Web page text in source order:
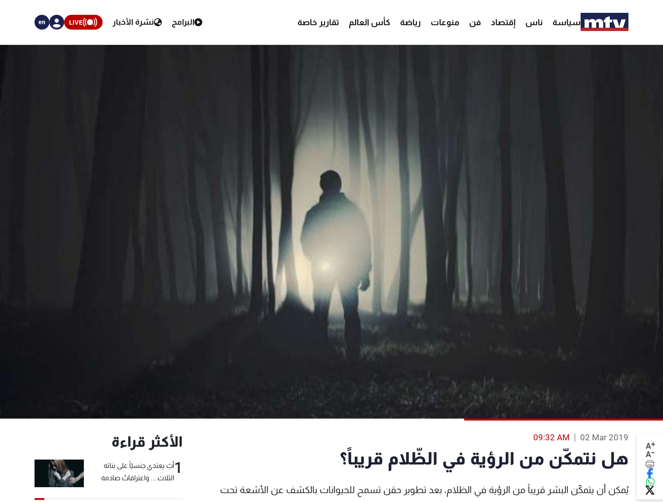
سياسة ناس إقتصاد فن منوعات رياضة كأس العالم تقارير خاصة البرامج نشرة الأخبار LIVE
en
A+
A-
02 Mar 2019
09:32 AM
هل نتمكّن من الرؤية في الظّلام قريباً؟
يُمكن أن يتمكّن البشر قريباً من الرؤية في الظلام، بعد تطوير حقن تسمح للحيوانات بالكشف عن الأشعة تحت
الأكثر قراءة
1أبٌ يعتدي جنسيّاً على بناته
الثلاث… واعترافاتٌ صادمة